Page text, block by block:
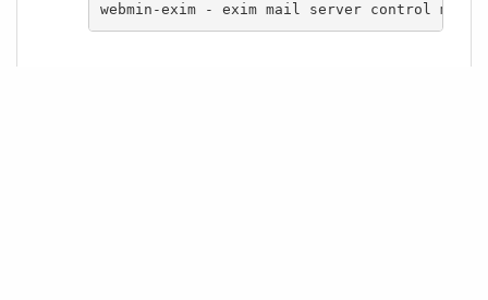
webmin-exim - exim mail server control